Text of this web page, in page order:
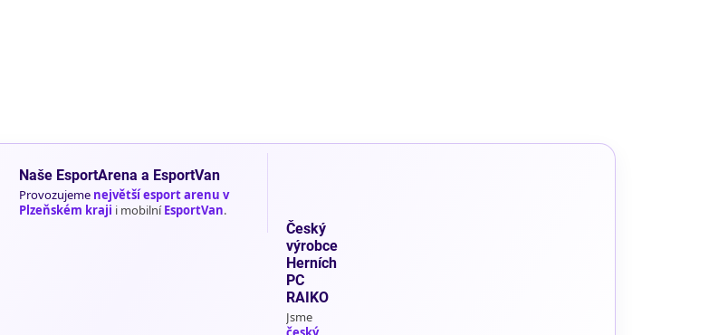
Naše EsportArena a EsportVan
Provozujeme největší esport arenu v
Plzeňském kraji i mobilníEsportVan.
Český
výrobce
Herních
PC
RAIKO
Jsme